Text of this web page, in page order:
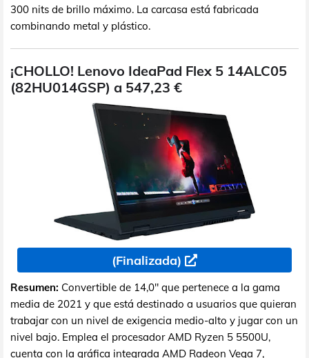
300 nits de brillo máximo. La carcasa está fabricada
combinando metal y plástico.
¡CHOLLO! Lenovo IdeaPad Flex 5 14ALC05
(82HU014GSP) a 547,23 €
(Finalizada)
Resumen: Convertible de 14,0" que pertenece a la gama
media de 2021 y que está destinado a usuarios que quieran
trabajar con un nivel de exigencia medio-alto y jugar con un
nivel bajo. Emplea el procesador AMD Ryzen 5 5500U,
cuenta con la gráfica integrada AMD Radeon Vega 7,